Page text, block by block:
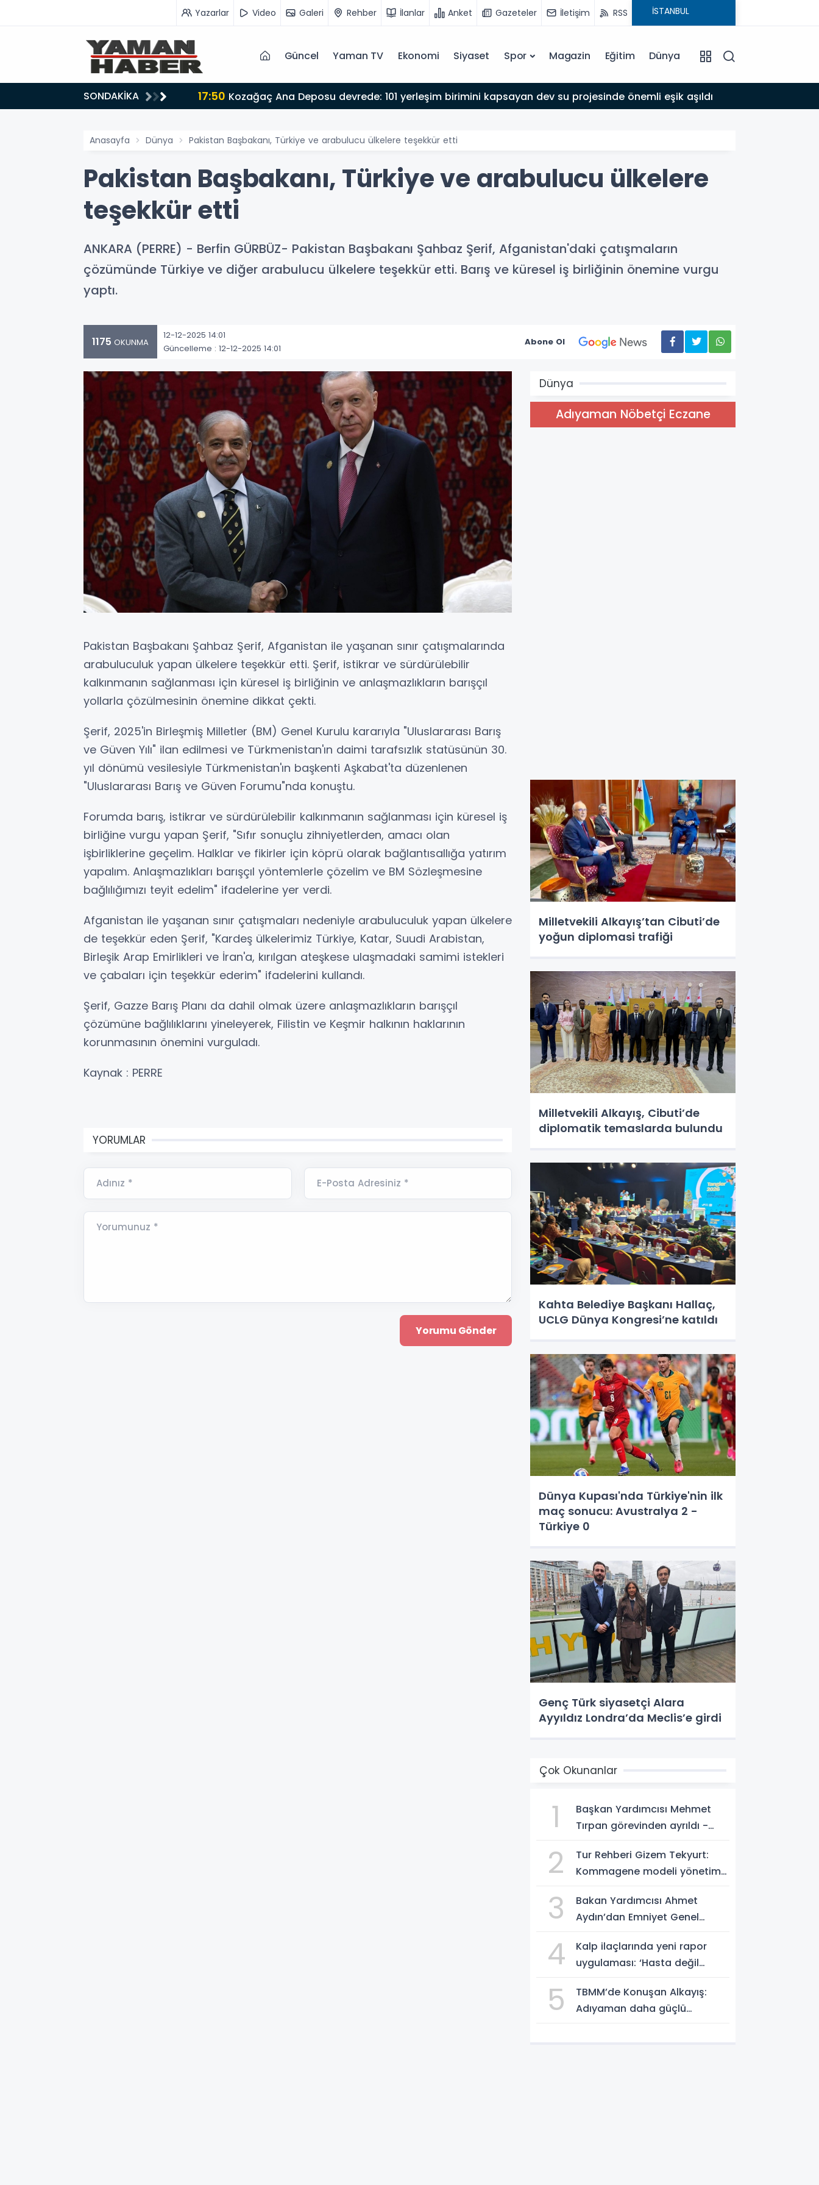
Yazarlar Video Galeri Rehber İlanlar Anket Gazeteler İletişim RSS
Güncel Yaman TV Ekonomi Siyaset Spor Magazin Eğitim Dünya
SONDAKİKA
iş birliği mesajı 17:50 Kozağaç Ana Deposu devrede: 101 yerleşim birimini kapsayan dev su projesinde önemli eşik aşıldı
Anasayfa Dünya Pakistan Başbakanı, Türkiye ve arabulucu ülkelere teşekkür etti
Pakistan Başbakanı, Türkiye ve arabulucu ülkelere
teşekkür etti
ANKARA (PERRE) - Berfin GÜRBÜZ- Pakistan Başbakanı Şahbaz Şerif, Afganistan'daki çatışmaların
çözümünde Türkiye ve diğer arabulucu ülkelere teşekkür etti. Barış ve küresel iş birliğinin önemine vurgu
yaptı.
1175 OKUNMA
12-12-2025 14:01
Güncelleme : 12-12-2025 14:01
Abone Ol
Pakistan Başbakanı Şahbaz Şerif, Afganistan ile yaşanan sınır çatışmalarında
arabuluculuk yapan ülkelere teşekkür etti. Şerif, istikrar ve sürdürülebilir
kalkınmanın sağlanması için küresel iş birliğinin ve anlaşmazlıkların barışçıl
yollarla çözülmesinin önemine dikkat çekti.
Şerif, 2025'in Birleşmiş Milletler (BM) Genel Kurulu kararıyla "Uluslararası Barış
ve Güven Yılı" ilan edilmesi ve Türkmenistan'ın daimi tarafsızlık statüsünün 30.
yıl dönümü vesilesiyle Türkmenistan'ın başkenti Aşkabat'ta düzenlenen
"Uluslararası Barış ve Güven Forumu"nda konuştu.
Forumda barış, istikrar ve sürdürülebilir kalkınmanın sağlanması için küresel iş
birliğine vurgu yapan Şerif, "Sıfır sonuçlu zihniyetlerden, amacı olan
işbirliklerine geçelim. Halklar ve fikirler için köprü olarak bağlantısallığa yatırım
yapalım. Anlaşmazlıkları barışçıl yöntemlerle çözelim ve BM Sözleşmesine
bağlılığımızı teyit edelim" ifadelerine yer verdi.
Afganistan ile yaşanan sınır çatışmaları nedeniyle arabuluculuk yapan ülkelere
de teşekkür eden Şerif, "Kardeş ülkelerimiz Türkiye, Katar, Suudi Arabistan,
Birleşik Arap Emirlikleri ve İran'a, kırılgan ateşkese ulaşmadaki samimi istekleri
ve çabaları için teşekkür ederim" ifadelerini kullandı.
Şerif, Gazze Barış Planı da dahil olmak üzere anlaşmazlıkların barışçıl
çözümüne bağlılıklarını yineleyerek, Filistin ve Keşmir halkının haklarının
korunmasının önemini vurguladı.
Kaynak : PERRE
YORUMLAR
Adınız * E-Posta Adresiniz *
Yorumunuz *
Dünya
Adıyaman Nöbetçi Eczane
Milletvekili Alkayış’tan Cibuti’de
yoğun diplomasi trafiği
Milletvekili Alkayış, Cibuti’de
diplomatik temaslarda bulundu
Kahta Belediye Başkanı Hallaç,
UCLG Dünya Kongresi’ne katıldı
Dünya Kupası'nda Türkiye'nin ilk
maç sonucu: Avustralya 2 -
Türkiye 0
Genç Türk siyasetçi Alara
Ayyıldız Londra’da Meclis’e girdi
Çok Okunanlar
1
Başkan Yardımcısı Mehmet
Tırpan görevinden ayrıldı -
2
Tur Rehberi Gizem Tekyurt:
Kommagene modeli yönetim
3
Bakan Yardımcısı Ahmet
Aydın’dan Emniyet Genel
4
Kalp ilaçlarında yeni rapor
uygulaması: ‘Hasta değil
5
TBMM’de Konuşan Alkayış:
Adıyaman daha güçlü